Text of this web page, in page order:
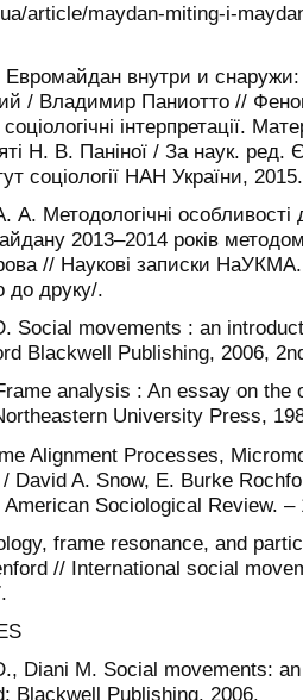
article/maydan-miting-i-
внутри и снаружи:
/ Владимир Паниотто //
соціологічні інтерпретації.
Н. В. Паніної / За наук. ред.
соціології НАН України,
А. Методологічні
2013–2014 років
// Наукові записки НаУКМА.
до друку/.
Social movements : an
Blackwell Publishing, 2006,
analysis : An essay on the
University Press,
Alignment Processes,
David A. Snow, E. Burke
Sociological Review.
frame resonance, and
// International social
Diani M. Social movements:
Blackwell Publishing. 2006.